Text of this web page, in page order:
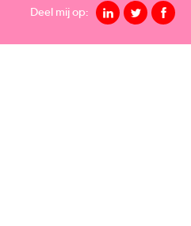
Deel mij op: